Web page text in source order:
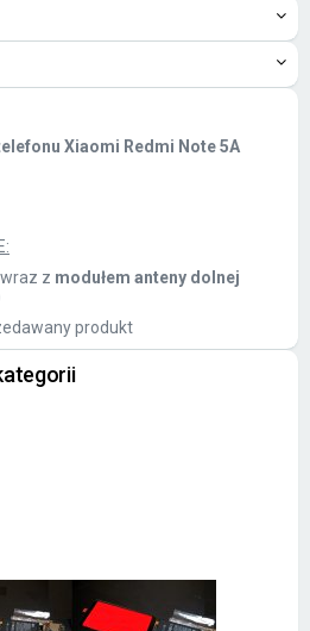
Xiaomi Redmi Note 5A
z modułem anteny dolnej
produkt